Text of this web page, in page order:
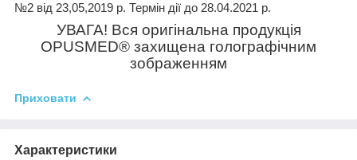
№2 від 23,05,2019 р. Термін дії до 28.04.2021 р.
УВАГА! Вся оригінальна продукція
OPUSMED® захищена голографічним
зображенням
Приховати
Характеристики